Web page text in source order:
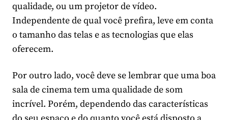
qualidade, ou um projetor de vídeo.
Independente de qual você prefira, leve em conta
o tamanho das telas e as tecnologias que elas
oferecem.
Por outro lado, você deve se lembrar que uma boa
sala de cinema tem uma qualidade de som
incrível. Porém, dependendo das características